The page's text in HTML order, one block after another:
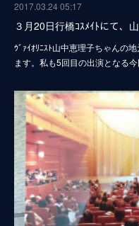
2017.03.24 05:17
３月20日行橋ｺｽﾒｲﾄにて、
ｳﾞｧｲｵﾘﾆｽﾄ山中恵理子ちゃんの
ます。私も5回目の出演となる